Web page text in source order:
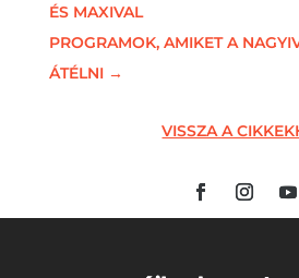
ÉS MAXIVAL
PROGRAMOK, AMIKET A
ÁTÉLNI→
VISSZA A